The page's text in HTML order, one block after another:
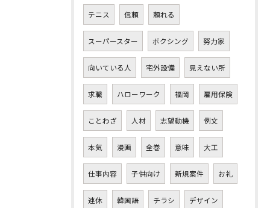
テニス 信頼 頼れる
スーパースター ボクシング 努力家
向いている人 宅外設備 見えない所
求職 ハローワーク 福岡 雇用保険
ことわざ 人材 志望動機 例文
本気 漫画 全巻 意味 大工
仕事内容 子供向け 新規案件 お礼
連休 韓国語 チラシ デザイン